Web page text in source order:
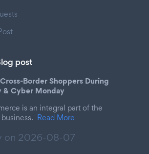
post
Border Shoppers During
& Cyber Monday
is an integral part of the
Read More
on 2026-08-07